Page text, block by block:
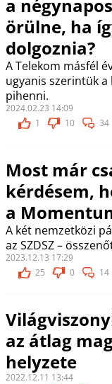
a
örülne, ha
dolgoznia?
A Telekom másfél
ugyanis szerintük
pihenni.
2024.02.23 14:09
1
10 34
Most már
kérdésem,
a
A két nemzetközi
az SZDSZ –
2023.12.13 17:29
25
0 14
az átlag
helyzete
2022.12.11 13:44